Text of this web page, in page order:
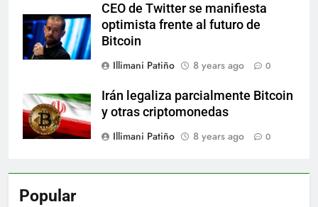
CEO de Twitter se manifiesta
optimista frente al futuro de
Bitcoin
Illimani Patiño
8 years ago 0
Irán legaliza parcialmente Bitcoin
y otras criptomonedas
Illimani Patiño
8 years ago 0
Popular